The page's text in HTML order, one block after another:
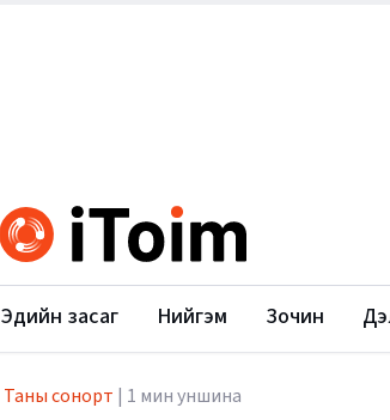
Эдийн засаг Нийгэм Зочин
Таны сонорт | 1 мин уншина